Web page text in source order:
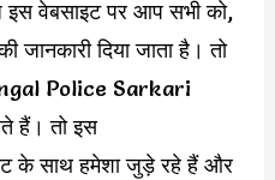
वेबसाइट पर आप सभी को,
जानकारी दिया जाता है। तो
Police Sarkari
हैं। तो इस
के साथ हमेशा जुड़े रहे हैं और